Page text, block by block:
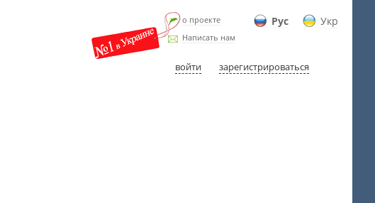
Рус Укр
о проекте
Написать нам
войти зарегистрироваться